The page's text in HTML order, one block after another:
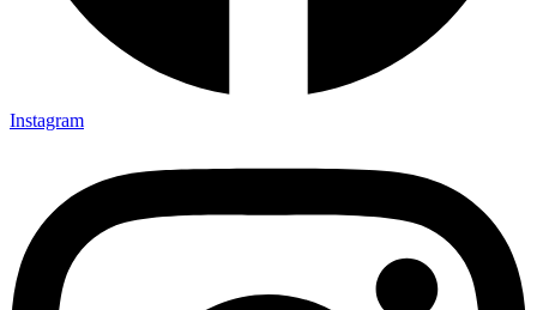
Instagram